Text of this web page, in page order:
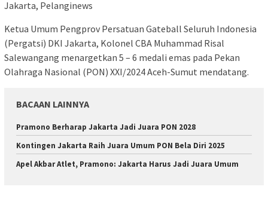
Jakarta, Pelanginews
Ketua Umum Pengprov Persatuan Gateball Seluruh Indonesia
(Pergatsi) DKI Jakarta, Kolonel CBA Muhammad Risal
Salewangang menargetkan 5 – 6 medali emas pada Pekan
Olahraga Nasional (PON) XXI/2024 Aceh-Sumut mendatang.
BACAAN LAINNYA
Pramono Berharap Jakarta Jadi Juara PON 2028
Kontingen Jakarta Raih Juara Umum PON Bela Diri 2025
Apel Akbar Atlet, Pramono: Jakarta Harus Jadi Juara Umum